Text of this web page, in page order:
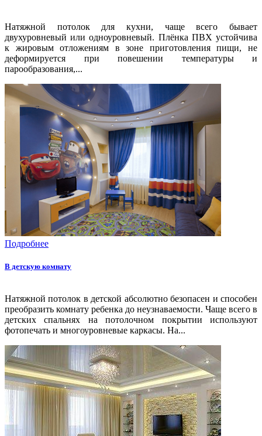
Натяжной потолок для кухни, чаще всего бывает
двухуровневый или одноуровневый. Плёнка ПВХ устойчива
к жировым отложениям в зоне приготовления пищи, не
деформируется при повешении температуры и
парообразования,...
Подробнее
В детскую комнату
Натяжной потолок в детской абсолютно безопасен и способен
преобразить комнату ребенка до неузнаваемости. Чаще всего в
детских спальнях на потолочном покрытии используют
фотопечать и многоуровневые каркасы. На...